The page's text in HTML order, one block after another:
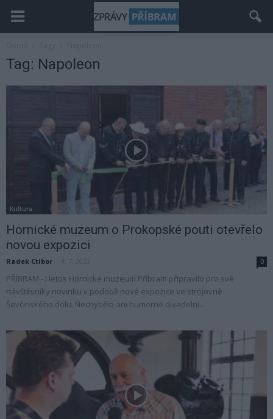
Tag: Napoleon
Kultura
Hornické muzeum o Prokopské pouti otevřelo
novou expozici
Radek Ctibor 0
PŘÍBRAM - I letos Hornické muzeum Příbram připravilo pro své
návštěvníky novinku v podobě nové expozice ve strojovně
Ševčinského dolu. Nechybělo ani humorné divadelní...